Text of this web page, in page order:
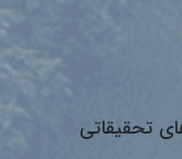
تحقیقاتی